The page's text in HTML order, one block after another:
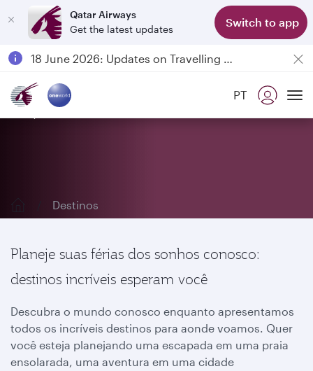
Qatar Airways
Get the latest updates
Switch to app
Passengers flying between Doha and Auckland on QR914 and QR915
18 June 2026: Updates on Travelling with Power Banks
PT
Explore nossos destinos
Destinos
Planeje suas férias dos sonhos conosco:
destinos incríveis esperam você
Descubra o mundo conosco enquanto apresentamos
todos os incríveis destinos para aonde voamos. Quer
você esteja planejando uma escapada em uma praia
ensolarada, uma aventura em uma cidade